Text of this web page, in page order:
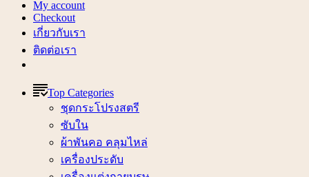
My account
Checkout
เกี่ยวกับเรา
ติดต่อเรา
Top Categories
ชุดกระโปรงสตรี
ซับใน
ผ้าพันคอ คลุมไหล่
เครื่องประดับ